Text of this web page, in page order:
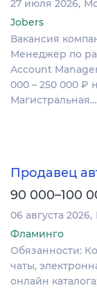
27 июля 2026
Jobers
Вакансия
Менеджер по
Account
000 – 250 000 ₽
Магистральная…
Продавец
90 000–100
06 августа 2026
Фламинго
Обязанности:
чаты,
онлайн